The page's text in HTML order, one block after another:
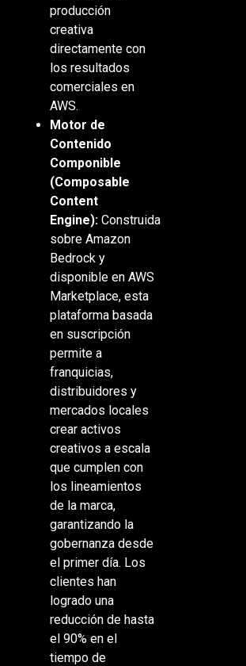
producción
creativa
directamente con
los resultados
comerciales en
AWS.
Motor de
Contenido
Componible
(Composable
Content
Engine):Construida
sobre Amazon
Bedrock y
disponible en AWS
Marketplace, esta
plataforma basada
en suscripción
permite a
franquicias,
distribuidores y
mercados locales
crear activos
creativos a escala
que cumplen con
los lineamientos
de la marca,
garantizando la
gobernanza desde
el primer día. Los
clientes han
logrado una
reducción de hasta
el 90% en el
tiempo de